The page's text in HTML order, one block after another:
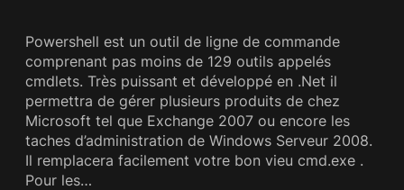
Powershell est un outil de ligne de commande
comprenant pas moins de 129 outils appelés
cmdlets. Très puissant et développé en .Net il
permettra de gérer plusieurs produits de chez
Microsoft tel que Exchange 2007 ou encore les
taches d’administration de Windows Serveur 2008.
Il remplacera facilement votre bon vieu cmd.exe .
Pour les…